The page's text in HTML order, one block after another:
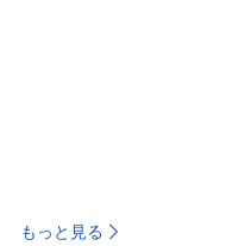
もっと見る